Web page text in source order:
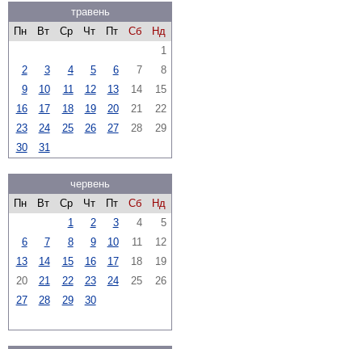
травень
Пн
Вт Ср Чт Пт Сб
Нд
1
2
3 4 5 6 7
8
9
10 11 12 13 14
15
16
17 18 19 20 21
22
23
24 25 26 27 28
29
30
31
червень
Пн
Вт Ср Чт Пт Сб
Нд
1
2 3 4
5
6
7 8 9 10 11
12
13
14 15 16 17 18
19
20
21 22 23 24 25
26
27
28 29 30